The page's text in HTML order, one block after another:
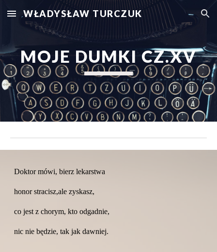
Skip to main content Skip to navigation
WŁADYSŁAW TURCZUK
MOJE DUMKI CZ.XV
Doktor mówi, bierz lekarstwa
honor stracisz,ale zyskasz,
co jest z chorym, kto odgadnie,
nic nie będzie, tak jak dawniej.